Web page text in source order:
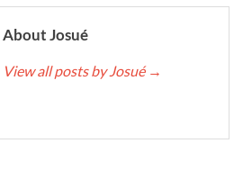
About Josué
View all posts by Josué →